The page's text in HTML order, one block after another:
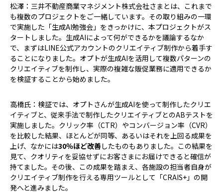
松澤：三井不動産商業マネジメント株式会社さまとは、これまで
も複数のプロジェクトをご一緒しています。その取り組みの一環
で実施した「生成AI勉強会」をきっかけに、本プロジェクトがス
タートしました。生成AIによって何ができるかを議論するなか
で、まずはLINE公式アカウントのクリエイティブ制作から着手す
ることになりました。オプトが生成AIを活用して複数パターンの
クリエイティブを制作し、実際の複雑な販促業務に適用できるか
を検証することから始めました。
高橋氏：検証では、オプトさんが生成AIを使って制作したクリエ
イティブと、従来手法で制作したクリエイティブとのABテストを
実施しました。クリック率（CTR）やコンバージョン率（CVR）
を比較した結果、ほとんどが同等、あるいはそれを上回る成果を
上げ、なかには30％ほど改善したものもありました。この結果を
見て、クオリティを妥協せずにお客さまにお届けできると確信が
持てました。その後、この成果を踏まえ、各施設の担当者自身が
クリエイティブ制作を行える専用ツールとして「CRAIS+」の開
発へと進みました。